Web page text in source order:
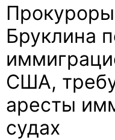
Бруклина
США,
аресты
судах